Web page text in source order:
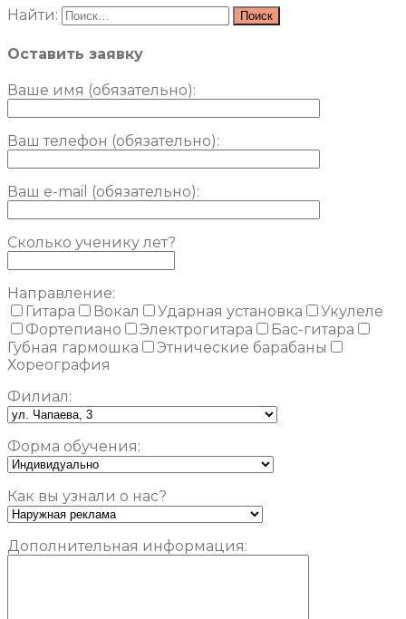
Найти:
Оставить заявку
Ваше имя (обязательно):
Ваш телефон (обязательно):
Ваш e-mail (обязательно):
Сколько ученику лет?
Направление:
Гитара
Вокал Ударная установка
Укулеле
Фортепиано
Электрогитара
Бас-гитара
Губная гармошка
Этнические барабаны
Хореография
Филиал:
Форма обучения:
Как вы узнали о нас?
Дополнительная информация: